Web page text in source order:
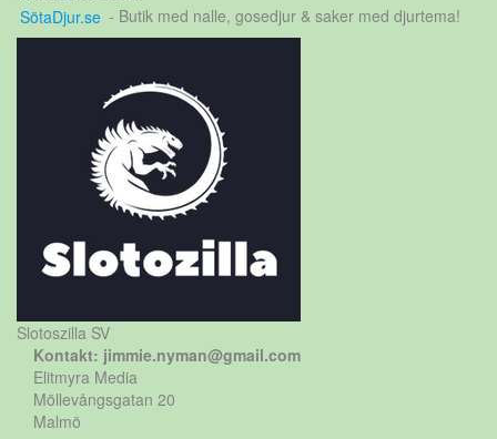
SötaDjur.se - Butik med nalle, gosedjur & saker med djurtema!
Slotoszilla SV
Kontakt: jimmie.nyman@gmail.com
Elitmyra Media
Möllevångsgatan 20
Malmö